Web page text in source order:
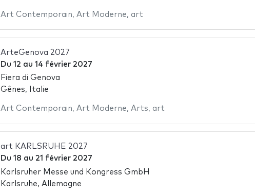
Art Contemporain, Art Moderne, art
ArteGenova 2027
Du 12 au 14 février 2027
Fiera di Genova
Gênes, Italie
Art Contemporain, Art Moderne, Arts, art
art KARLSRUHE 2027
Du 18 au 21 février 2027
Karlsruher Messe und Kongress GmbH
Karlsruhe, Allemagne